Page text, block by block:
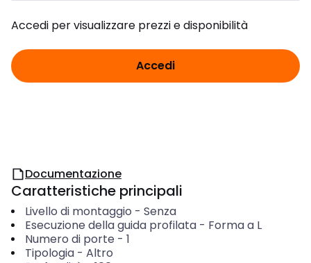
Accedi per visualizzare prezzi e disponibilità
Accedi
Documentazione
Caratteristiche principali
Livello di montaggio - Senza
Esecuzione della guida profilata- Forma a L
Numero di porte - 1
Tipologia- Altro